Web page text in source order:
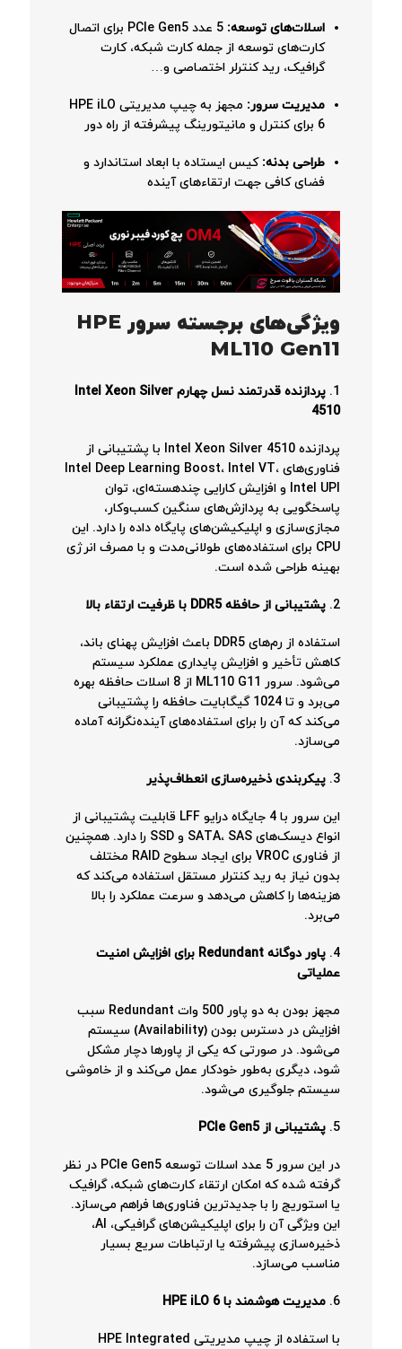
اسلات‌های توسعه:
5 عدد PCIe Gen5 برای اتصال
کارت‌های توسعه از جمله کارت شبکه، کارت
گرافیک، رید کنترلر اختصاصی و…
مدیریت سرور:
مجهز به چیپ مدیریتی HPE iLO
6 برای کنترل و مانیتورینگ پیشرفته از راه دور
طراحی بدنه: کیس ایستاده با ابعاد استاندارد و
فضای کافی جهت ارتقاءهای آینده
ویژگی‌های برجسته سرور HPE
ML110 Gen11
1.
پردازنده قدرتمند نسل چهارم Intel Xeon Silver
4510
پردازنده Intel Xeon Silver 4510 با پشتیبانی از
فناوری‌های Intel Deep Learning Boost، Intel VT،
Intel UPI و افزایش کارایی چند‌هسته‌ای، توان
پاسخگویی به پردازش‌های سنگین کسب‌وکار،
مجازی‌سازی و اپلیکیشن‌های پایگاه داده را دارد. این
CPU برای استفاده‌های طولانی‌مدت و با مصرف انرژی
بهینه طراحی شده است.
2. پشتیبانی از حافظه DDR5 با ظرفیت ارتقاء بالا
استفاده از رم‌های DDR5 باعث افزایش پهنای باند،
کاهش تأخیر و افزایش پایداری عملکرد سیستم
می‌شود. سرور ML110 G11 از 8 اسلات حافظه بهره
می‌برد و تا 1024 گیگابایت حافظه را پشتیبانی
می‌کند که آن را برای استفاده‌های آینده‌نگرانه آماده
می‌سازد.
3. پیکربندی ذخیره‌سازی انعطاف‌پذیر
این سرور با 4 جایگاه درایو LFF قابلیت پشتیبانی از
انواع دیسک‌های SATA، SAS و SSD را دارد. همچنین
از فناوری VROC برای ایجاد سطوح RAID مختلف
بدون نیاز به رید کنترلر مستقل استفاده می‌کند که
هزینه‌ها را کاهش می‌دهد و سرعت عملکرد را بالا
می‌برد.
4.
پاور دوگانه Redundant برای افزایش امنیت
عملیاتی
مجهز بودن به دو پاور 500 وات Redundant سبب
افزایش در دسترس بودن (Availability) سیستم
می‌شود. در صورتی که یکی از پاورها دچار مشکل
شود، دیگری به‌طور خودکار عمل می‌کند و از خاموشی
سیستم جلوگیری می‌شود.
5. پشتیبانی از PCIe Gen5
در این سرور 5 عدد اسلات توسعه PCIe Gen5 در نظر
گرفته شده که امکان ارتقاء کارت‌های شبکه، گرافیک
یا استوریج را با جدیدترین فناوری‌ها فراهم می‌سازد.
این ویژگی آن را برای اپلیکیشن‌های گرافیکی، AI،
ذخیره‌سازی پیشرفته یا ارتباطات سریع بسیار
مناسب می‌سازد.
6. مدیریت هوشمند با HPE iLO 6
با استفاده از چیپ مدیریتی HPE Integrated